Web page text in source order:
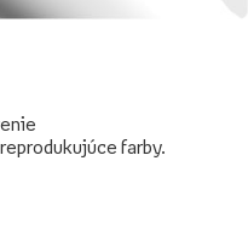
farby.